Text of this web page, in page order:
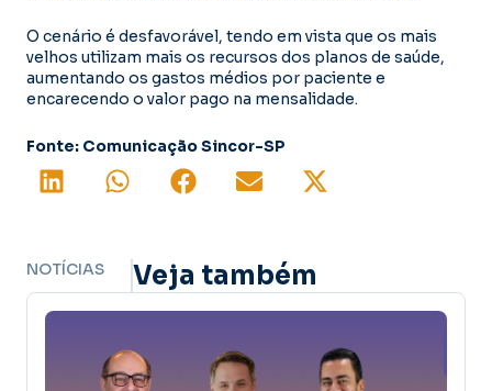
O cenário é desfavorável, tendo em vista que os mais
velhos utilizam mais os recursos dos planos de saúde,
aumentando os gastos médios por paciente e
encarecendo o valor pago na mensalidade.
Fonte: Comunicação Sincor-SP
NOTÍCIAS Veja também